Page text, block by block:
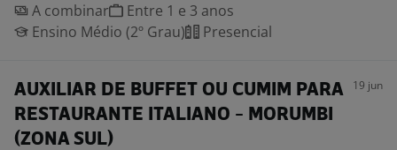
A combinar
Entre 1 e 3 anos
Ensino Médio (2º Grau)
Presencial
AUXILIAR DE BUFFET OU CUMIM PARA
RESTAURANTE ITALIANO - MORUMBI
(ZONA SUL)
19 jun